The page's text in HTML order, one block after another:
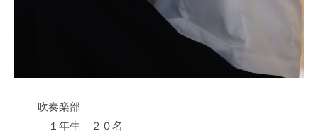
吹奏楽部
１年生 ２０名